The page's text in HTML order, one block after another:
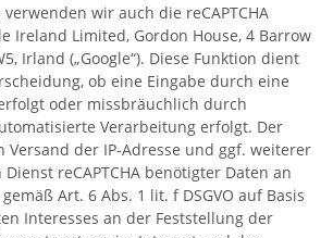
wir auch die reCAPTCHA
Ireland Limited, Gordon House, 4 Barrow
Irland („Google“). Diese Funktion dient
ob eine Eingabe durch eine
oder missbräuchlich durch
Verarbeitung erfolgt. Der
Versand der IP-Adresse und ggf. weiterer
reCAPTCHA benötigter Daten an
Art. 6 Abs. 1 lit. f DSGVO auf Basis
Interesses an der Feststellung der